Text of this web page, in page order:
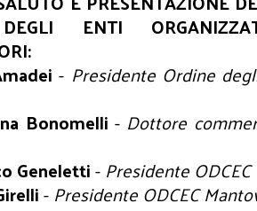
ENTI
- Presidente Ordine
Bonomelli - Dottore
Geneletti-Presidente
-Presidente ODCEC